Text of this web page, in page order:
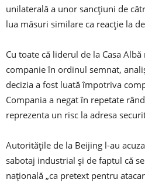
unilaterală a unor sancţiuni de
lua măsuri similare ca reacţie la
Cu toate că liderul de la Casa
companie în ordinul semnat,
decizia a fost luată împotriva
Compania a negat în repetate
reprezenta un risc la adresa
Autorităţile de la Beijing l-au
sabotaj industrial şi de faptul că
naţională „ca pretext pentru